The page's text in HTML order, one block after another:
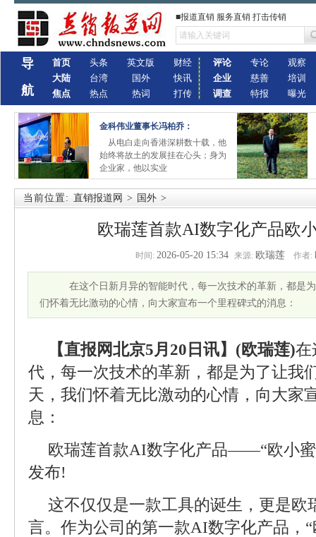
■报道直销 服务直销 打击传销
导
航
首页
大陆
焦点
头条
台湾
热点
英文版
国外
热词
财经
快讯
打传
评论
企业
调查
专论
慈善
特报
观察
培训
曝光
金科伟业董事长冯柏乔：
从电白走向香港深耕数十载，他
始终将故土的发展挂在心头；身为
企业家，他以实业
当前位置: 直销报道网 > 国外 >
欧瑞莲首款AI数字化产品欧
时间: 2026-05-20 15:34 来源: 欧瑞莲 作者:
在这个日新月异的智能时代，每一次技术的革新，都是
们怀着无比激动的心情，向大家宣布一个里程碑式的消息：
【直报网北京5月20日讯】(欧瑞莲)在
代，每一次技术的革新，都是为了让我
天，我们怀着无比激动的心情，向大家
息：
欧瑞莲首款AI数字化产品——“欧小蜜
发布!
这不仅仅是一款工具的诞生，更是
言。作为公司的第一款AI数字化产品，